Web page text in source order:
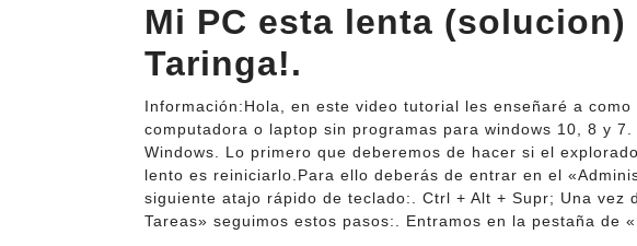
Mi PC esta lenta (solucion)
Taringa!.
Información:Hola, en este video tutorial les enseñaré a
computadora o laptop sin programas para windows 10, 8 y
Windows. Lo primero que deberemos de hacer si el
lento es reiniciarlo.Para ello deberás de entrar en el
siguiente atajo rápido de teclado:. Ctrl + Alt + Supr; Una vez
Tareas» seguimos estos pasos:. Entramos en la pestaña de